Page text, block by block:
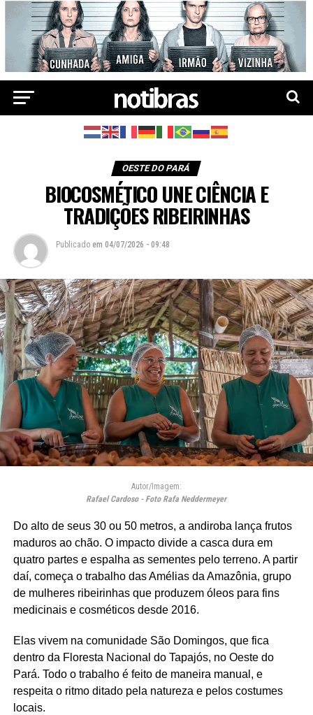
OESTE DO PARÁ
BIOCOSMÉTICO UNE CIÊNCIA E
TRADIÇÕES RIBEIRINHAS
Publicado em 04/07/2026 - 09:48
Autor/Imagem:
Rafael Cardoso - Foto Rafa Neddermeyer
Do alto de seus 30 ou 50 metros, a andiroba lança frutos
maduros ao chão. O impacto divide a casca dura em
quatro partes e espalha as sementes pelo terreno. A partir
daí, começa o trabalho das Amélias da Amazônia, grupo
de mulheres ribeirinhas que produzem óleos para fins
medicinais e cosméticos desde 2016.
Elas vivem na comunidade São Domingos, que fica
dentro da Floresta Nacional do Tapajós, no Oeste do
Pará. Todo o trabalho é feito de maneira manual, e
respeita o ritmo ditado pela natureza e pelos costumes
locais.